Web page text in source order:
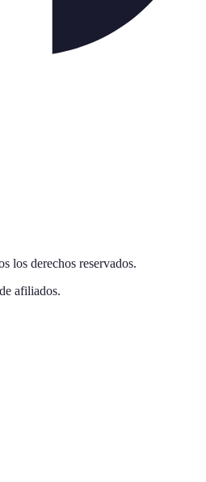
los derechos reservados.
afiliados.